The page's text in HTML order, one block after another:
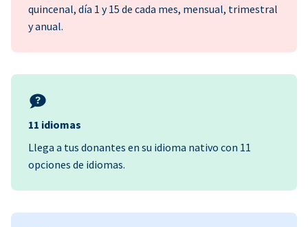
quincenal, día 1 y 15 de cada mes, mensual, trimestral
y anual.
11 idiomas
Llega a tus donantes en su idioma nativo con 11
opciones de idiomas.